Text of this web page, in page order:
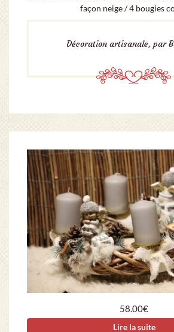
façon neige / 4 bougies
Décoration artisanale, par
58.00€
Lire la suite